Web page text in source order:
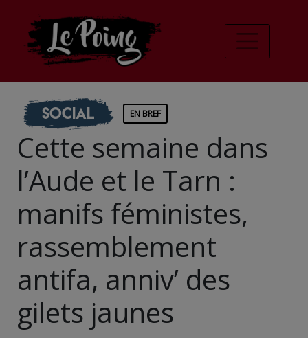
Social EN BREF
Cette semaine dans
l’Aude et le Tarn :
manifs féministes,
rassemblement
antifa, anniv’ des
gilets jaunes